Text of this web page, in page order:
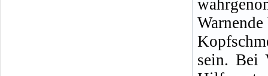
sein. Bei